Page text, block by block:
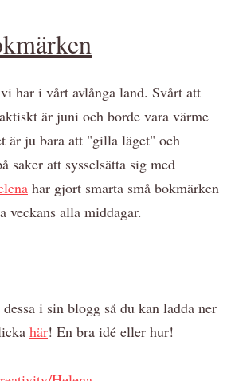
har i vårt avlånga land. Svårt att
är juni och borde vara värme
är ju bara att "gilla läget" och
saker att sysselsätta sig med
har gjort smarta små bokmärken
veckans alla middagar.
i sin blogg så du kan ladda ner
här! En bra idé eller hur!